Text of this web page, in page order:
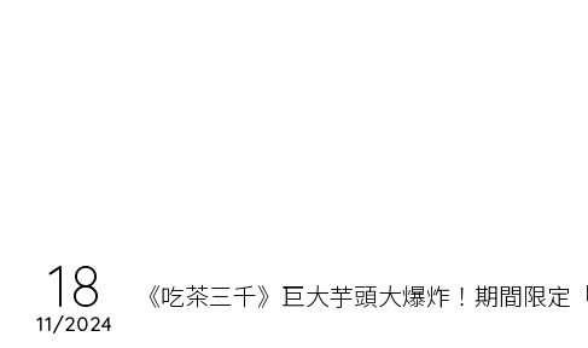
18
11/2024
《吃茶三千》巨大芋頭大爆炸！期間限定